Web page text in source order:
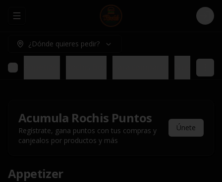
Abrir menu de navegación Login
¿Dónde quieres pedir?
Acumula Rochis Puntos
Regístrate, gana puntos con tus compras y
canjealos por productos y más
Únete
Appetizer